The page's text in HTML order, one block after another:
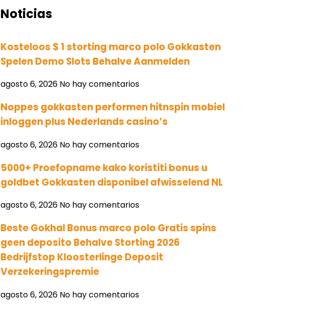
Noticias
Kosteloos $ 1 storting marco polo Gokkasten
Spelen Demo Slots Behalve Aanmelden
agosto 6, 2026 No hay comentarios
Noppes gokkasten performen hitnspin mobiel
inloggen plus Nederlands casino’s
agosto 6, 2026 No hay comentarios
5000+ Proefopname kako koristiti bonus u
goldbet Gokkasten disponibel afwisselend NL
agosto 6, 2026 No hay comentarios
Beste Gokhal Bonus marco polo Gratis spins
geen deposito Behalve Storting 2026
Bedrijfstop Kloosterlinge Deposit
Verzekeringspremie
agosto 6, 2026 No hay comentarios